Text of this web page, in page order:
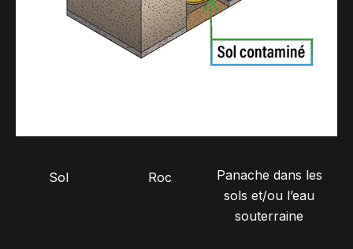
Sol Roc
Panache dans les
sols et/ou l’eau
souterraine